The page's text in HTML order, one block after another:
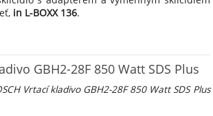
in L-BOXX 136.
GBH2-28F 850 Watt SDS Plus
Vrtací kladivo GBH2-28F 850 Watt SDS Plus